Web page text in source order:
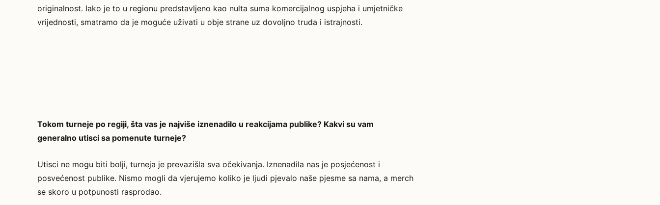
originalnost. Iako je to u regionu predstavljeno kao nulta suma komercijalnog uspjeha i umjetničke
vrijednosti, smatramo da je moguće uživati u obje strane uz dovoljno truda i istrajnosti.
Tokom turneje po regiji, šta vas je najviše iznenadilo u reakcijama publike? Kakvi su vam
generalno utisci sa pomenute turneje?
Utisci ne mogu biti bolji, turneja je prevazišla sva očekivanja. Iznenadila nas je posjećenost i
posvećenost publike. Nismo mogli da vjerujemo koliko je ljudi pjevalo naše pjesme sa nama, a merch
se skoro u potpunosti rasprodao.